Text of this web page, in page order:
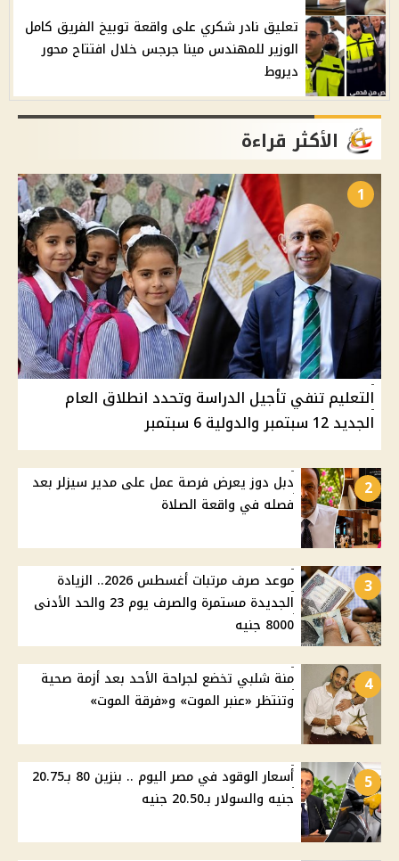
تعليق نادر شكري على واقعة توبيخ الفريق كامل
الوزير للمهندس مينا جرجس خلال افتتاح محور
ديروط
الأكثر قراءة
1
التعليم تنفي تأجيل الدراسة وتحدد انطلاق العام
الجديد 12 سبتمبر والدولية 6 سبتمبر
2
دبل دوز يعرض فرصة عمل على مدير سيزلر بعد
فصله في واقعة الصلاة
3
موعد صرف مرتبات أغسطس 2026.. الزيادة
الجديدة مستمرة والصرف يوم 23 والحد الأدنى
8000 جنيه
4
منة شلبي تخضع لجراحة الأحد بعد أزمة صحية
وتنتظر «عنبر الموت» و«فرقة الموت»
5
أسعار الوقود في مصر اليوم .. بنزين 80 بـ20.75
جنيه والسولار بـ20.50 جنيه